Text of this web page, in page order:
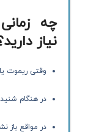
چه
نیاز
وقتی ریموت
در هنگام
در مواقع باز